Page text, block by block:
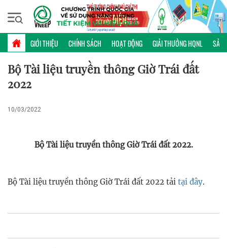
GIỚI THIỆU CHÍNH SÁCH HOẠT ĐỘNG GIẢI THƯỞNG HQNL SẢN
Thứ năm, 06/08/2026 | 18:25 GMT+7
ẤN PHẨM TRUYỀN THÔNG
Bộ Tài liệu truyền thông Giờ Trái đất
2022
10/03/2022
Bộ Tài liệu truyền thông Giờ Trái đất 2022.
Bộ Tài liệu truyền thông Giờ Trái đất 2022 tải tại đây.